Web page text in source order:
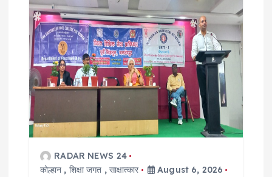
RADAR NEWS 24
कोल्हान , शिक्षा जगत , साक्षात्कार
August 6, 2026